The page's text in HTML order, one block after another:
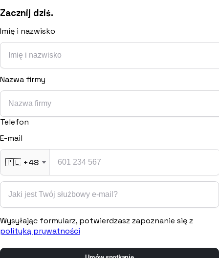
Zacznij dziś.
Imię i nazwisko
Nazwa firmy
Telefon
🇵🇱 +48
E-mail
Wysyłając formularz, potwierdzasz zapoznanie się z
polityką prywatności